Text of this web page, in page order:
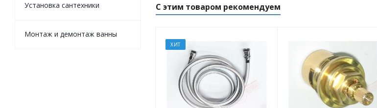
С этим товаром рекомендуем
ХИТ
Установка сантехники
Монтаж и демонтаж ванны